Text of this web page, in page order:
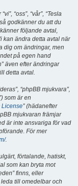
“oss”, “vår”, “Tesla
godkänner du att du
följande avtal,
kan ändra detta avtal när
dig om ändringar, men
på egen hand
även efter ändringar
detta avtal.
“phpBB mjukvara”,
som är en
License” (hädanefter
mjukvaran främjar
är inte ansvariga för vad
För mer
.
förtalande, hatiskt,
som kan bryta mot
finns, eller
till omedelbar och